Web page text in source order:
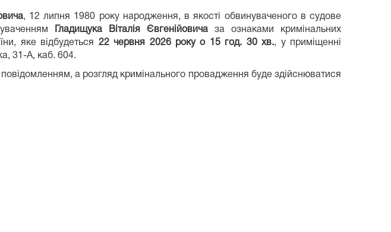
, 12 липня 1980 року народження, в якості обвинуваченого в судове
Гладищука Віталія Євгенійовичаза ознаками кримінальних
яке відбудеться 22 червня 2026 року о 15 год. 30 хв., у приміщенні
31-А, каб. 604.
а розгляд кримінального провадження буде здійснюватися